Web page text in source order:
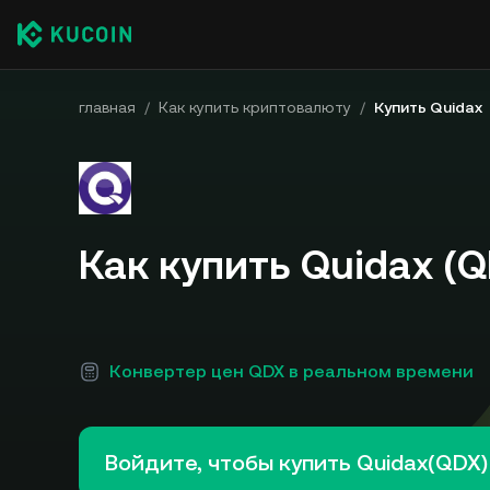
главная / Как купить криптовалюту / Купить Quidax
Как купить Quidax
Конвертер цен QDX в реальном времени
Войдите, чтобы купить Quidax(QDX)